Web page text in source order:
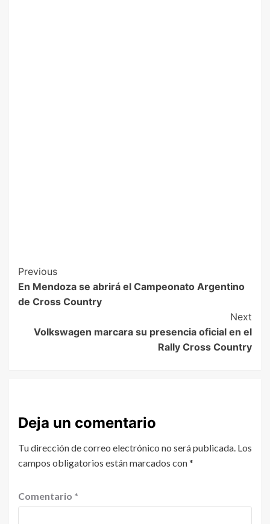
Previous
En Mendoza se abrirá el Campeonato Argentino
de Cross Country
Next
Volkswagen marcara su presencia oficial en el
Rally Cross Country
Deja un comentario
Tu dirección de correo electrónico no será publicada. Los
campos obligatorios están marcados con*
Comentario *